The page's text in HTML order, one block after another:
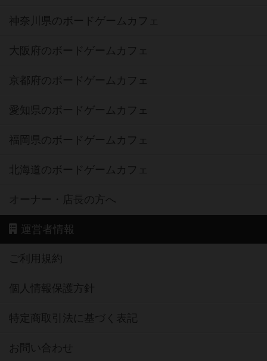
神奈川県のボードゲームカフェ
大阪府のボードゲームカフェ
京都府のボードゲームカフェ
愛知県のボードゲームカフェ
福岡県のボードゲームカフェ
北海道のボードゲームカフェ
オーナー・店長の方へ
運営者情報
ご利用規約
個人情報保護方針
特定商取引法に基づく表記
お問い合わせ